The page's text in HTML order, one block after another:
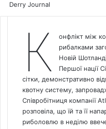
Derry Journal
К
онфлікт між
рибалками
Новій
Першої нації
сітки, демонстративно
квотну систему,
Співробітниця компанії
розповіла, що їй та її
риболовлю в неділю